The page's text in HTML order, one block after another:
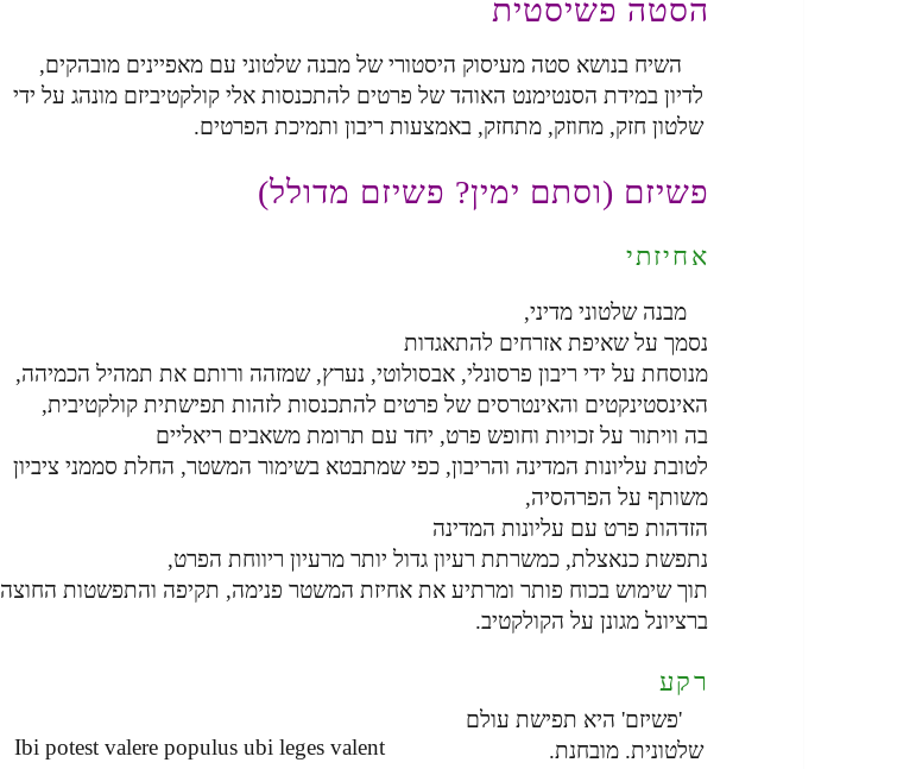
הסטה פשיסטית
השיח בנושא סטה מעיסוק היסטורי של מבנה שלטוני עם מאפיינים מובהקים,
לדיון במידת הסנטימנט האוהד של פרטים להתכנסות אלי קולקטיביזם מונהג על ידי
שלטון חזק, מחוזק, מתחזק, באמצעות ריבון ותמיכת הפרטים.
פשיזם (וסתם ימין? פשיזם מדולל)
אחיזתי
מבנה שלטוני מדיני,
נסמך על שאיפת אזרחים להתאגדות
מנוסחת על ידי ריבון פרסונלי, אבסולוטי, נערץ, שמזהה ורותם את תמהיל הכמיהה,
האינסטינקטים והאינטרסים של פרטים להתכנסות לזהות תפישתית קולקטיבית,
בה וויתור על זכויות וחופש פרט, יחד עם תרומת משאבים ריאליים
לטובת עליונות המדינה והריבון, כפי שמתבטא בשימור המשטר, החלת סממני ציביון
משותף על הפרהסיה,
הזדהות פרט עם עליונות המדינה
נתפשת כנאצלת, כמשרתת רעיון גדול יותר מרעיון ריווחת הפרט,
תוך שימוש בכוח פותר ומרתיע את אחיזת המשטר פנימה, תקיפה והתפשטות החוצה
ברציונל מגונן על הקולקטיב.
רקע
Ibi potest valere populus ubi leges valent
'פשיזם' היא תפישת עולם
שלטונית. מובחנת.